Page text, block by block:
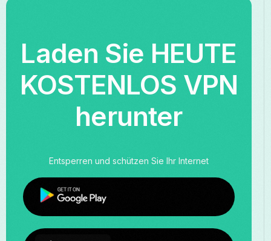
Laden Sie HEUTE
KOSTENLOS VPN
herunter
Entsperren und schützen Sie Ihr Internet